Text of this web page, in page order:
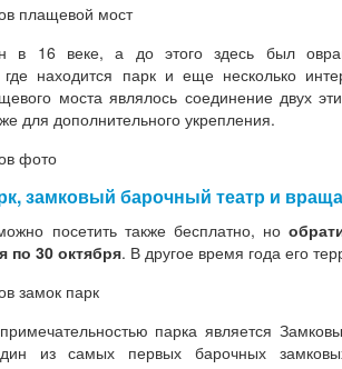
в 16 веке, а до этого здесь был
где находится парк и еще несколько
моста являлось соединение двух
для дополнительного укрепления.
замковый барочный театр и
посетить также бесплатно, но
по 30 октября. В другое время года его
парка является
из самых первых барочных